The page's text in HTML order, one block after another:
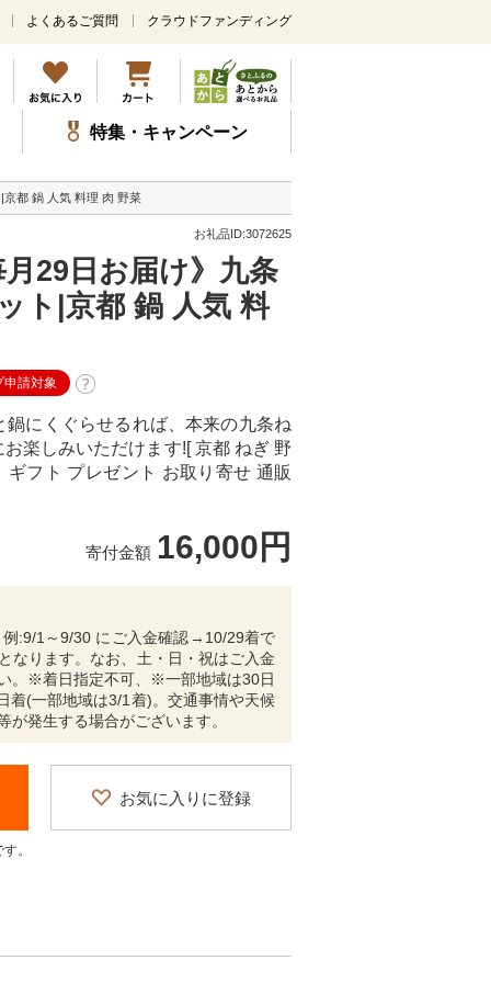
メ
ン
コ
ン
テ
ツ
に
ッ
プ
よくあるご質問 クラウドファンディング
特集・キャンペーン
都 鍋 人気 料理 肉 野菜
お礼品ID:3072625
29日お届け》九条
ト|京都 鍋 人気 料
申請対象
にくぐらせるれば、本来の九条ね
楽しみいただけます![ 京都 ねぎ 野
フト プレゼント お取り寄せ 通販
寄付金額 16,000円
:9/1～9/30 にご入金確認→10/29着で
なります。なお、土・日・祝はご入金
。※着日指定不可、※一部地域は30日
(一部地域は3/1着)。交通事情や天候
発生する場合がございます。
お気に入りに登録
。